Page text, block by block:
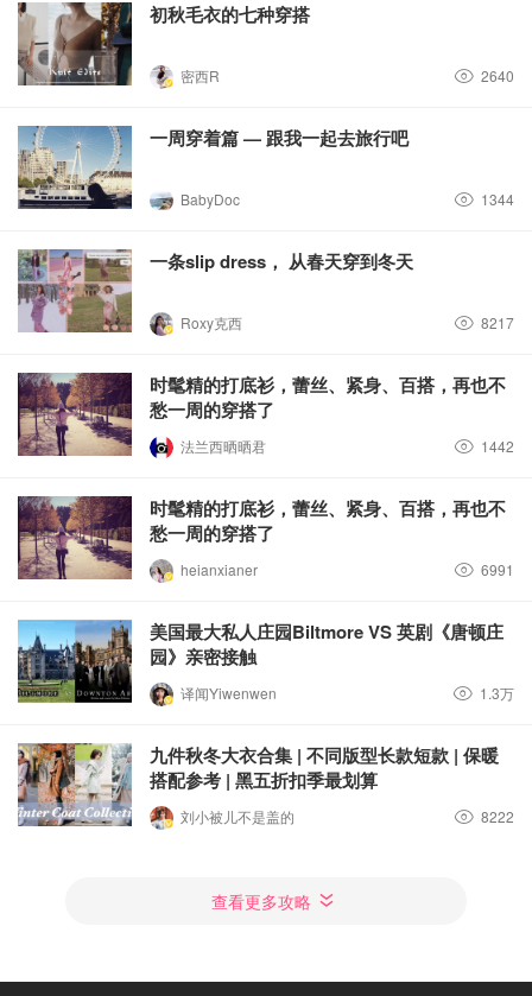
初秋毛衣的七种穿搭
密西R 2640
一周穿着篇 — 跟我一起去旅行吧
BabyDoc 1344
一条slip dress， 从春天穿到冬天
Roxy克西 8217
时髦精的打底衫，蕾丝、紧身、百搭，再也不
愁一周的穿搭了
法兰西晒晒君 1442
时髦精的打底衫，蕾丝、紧身、百搭，再也不
愁一周的穿搭了
heianxianer 6991
美国最大私人庄园Biltmore VS 英剧《唐顿庄
园》亲密接触
译闻Yiwenwen 1.3万
九件秋冬大衣合集 | 不同版型长款短款 | 保暖
搭配参考 | 黑五折扣季最划算
刘小被儿不是盖的 8222
查看更多攻略